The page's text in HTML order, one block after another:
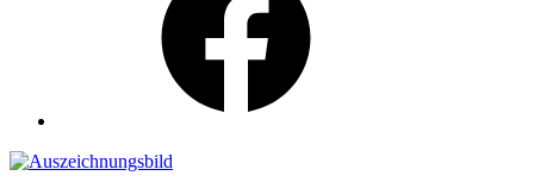
Auszeichnungen